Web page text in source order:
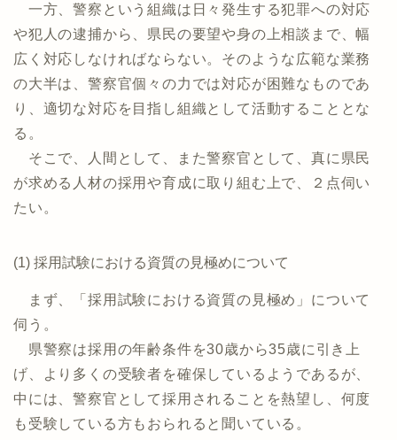
一方、警察という組織は日々発生する犯罪への対応
や犯人の逮捕から、県民の要望や身の上相談まで、幅
広く対応しなければならない。そのような広範な業務
の大半は、警察官個々の力では対応が困難なものであ
り、適切な対応を目指し組織として活動することとな
る。
そこで、人間として、また警察官として、真に県民
が求める人材の採用や育成に取り組む上で、２点伺い
たい。
(1) 採用試験における資質の見極めについて
まず、「採用試験における資質の見極め」について
伺う。
県警察は採用の年齢条件を30歳から35歳に引き上
げ、より多くの受験者を確保しているようであるが、
中には、警察官として採用されることを熱望し、何度
も受験している方もおられると聞いている。